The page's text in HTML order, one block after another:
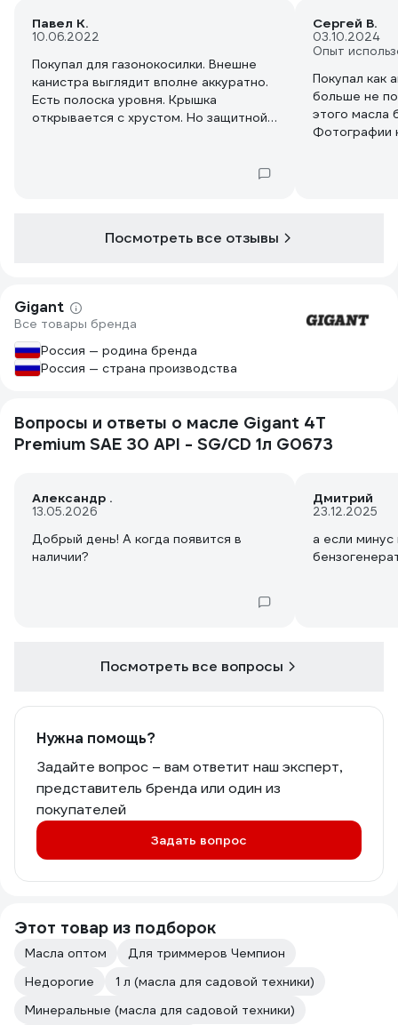
Павел К.
10.06.2022
Покупал для газонокосилки. Внешне
канистра выглядит вполне аккуратно.
Есть полоска уровня. Крышка
открывается с хрустом. Но защитной
густое, красно-коричневого цвета. На
заливки работает нормально (не хуже
Сергей В.
03.10.2024
Опыт
Покупал как
больше не
этого масла
Фотографии
Посмотреть все отзывы
Gigant
Все товары бренда
Россия — родина бренда
Россия — страна производства
Вопросы и ответы о масле Gigant 4Т
Premium SAE 30 API - SG/CD 1л G0673
Александр .
13.05.2026
Добрый день! А когда появится в
наличии?
Дмитрий
23.12.2025
а если минус
Посмотреть все вопросы
Нужна помощь?
Задайте вопрос – вам ответит наш эксперт,
представитель бренда или один из
покупателей
Задать вопрос
Этот товар из подборок
Масла оптом
Для триммеров Чемпион
Недорогие
1 л (масла для садовой техники)
Минеральные (масла для садовой техники)